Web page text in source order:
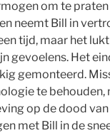
om te
neemt Bill in
tijd, maar het
gevoelens. Het
gemonteerd.
te behouden,
op de dood van
met Bill in de